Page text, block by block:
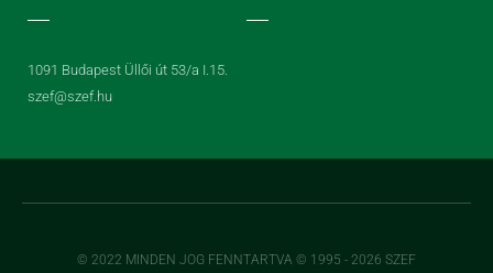
1091 Budapest Üllői út 53/a I.15.
szef@szef.hu
© 2022 MINDEN JOG FENNTARTVA © 1995 - 2026 SZEF